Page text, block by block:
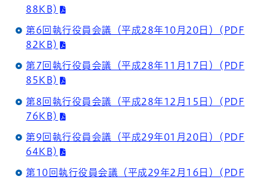
88KB)
第6回執行役員会議（平成28年10月20日）(PDF
82KB)
第7回執行役員会議（平成28年11月17日）(PDF
85KB)
第8回執行役員会議（平成28年12月15日）(PDF
76KB)
第9回執行役員会議（平成29年01月20日）(PDF
64KB)
第10回執行役員会議（平成29年2月16日）(PDF